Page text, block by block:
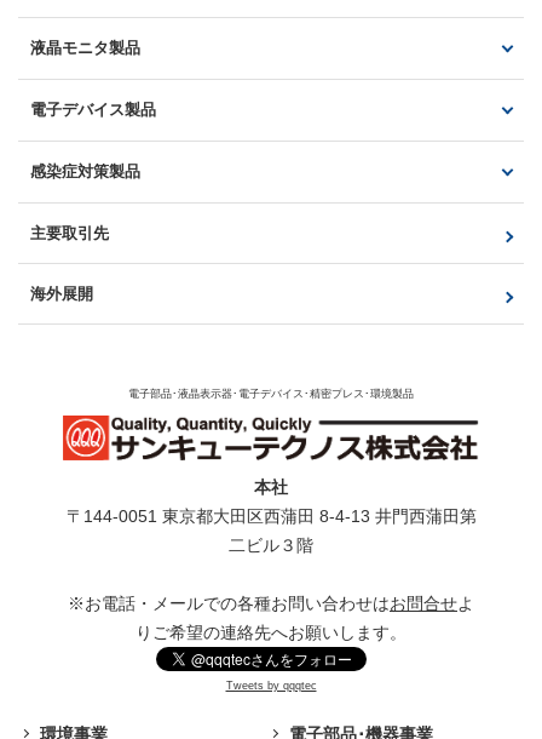
液晶モニタ製品
製品一覧
AHD/TVIカメラ対応モニタ
設営用テストモニタ
モジュール
電子デバイス製品
光製品・電子回路製品
製品一覧
液晶モジュール・タッチパネル
光製品・電子回路製品
感染症対策製品
製品一覧
非接触顔認証式サーマル測定器（AIFace）
主要取引先
海外展開
電子部品･液晶表示器･電子デバイス･精密プレス･環境製品
本社
〒144-0051 東京都⼤⽥区⻄蒲⽥ 8-4-13 井⾨⻄蒲⽥第
⼆ビル３階
※お電話・メールでの各種お問い合わせはお問合せよ
りご希望の連絡先へお願いします。
Tweets by qqqtec
環境事業 電子部品･機器事業